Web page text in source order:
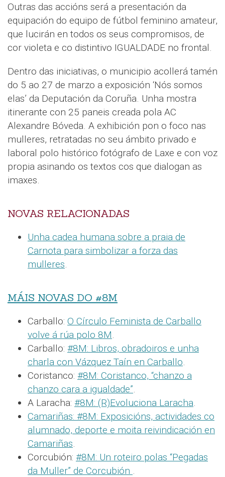
Outras das accións será a presentación da
equipación do equipo de fútbol feminino amateur,
que lucirán en todos os seus compromisos, de
cor violeta e co distintivo IGUALDADE no frontal.
Dentro das iniciativas, o municipio acollerá tamén
do 5 ao 27 de marzo a exposición ‘Nós somos
elas’ da Deputación da Coruña. Unha mostra
itinerante con 25 paneis creada pola AC
Alexandre Bóveda. A exhibición pon o foco nas
mulleres, retratadas no seu ámbito privado e
laboral polo histórico fotógrafo de Laxe e con voz
propia asinando os textos cos que dialogan as
imaxes.
NOVAS RELACIONADAS
Unha cadea humana sobre a praia de
Carnota para simbolizar a forza das
mulleres.
MÁIS NOVAS DO #8M
Carballo: O Círculo Feminista de Carballo
volve á rúa polo 8M.
Carballo: #8M: Libros, obradoiros e unha
charla con Vázquez Taín en Carballo.
Coristanco: #8M: Coristanco, “chanzo a
chanzo cara a igualdade”.
A Laracha: #8M: (R)Evoluciona Laracha.
Camariñas: #8M: Exposicións, actividades co
alumnado, deporte e moita reivindicación en
Camariñas.
Corcubión: #8M: Un roteiro polas “Pegadas
da Muller” de Corcubión .